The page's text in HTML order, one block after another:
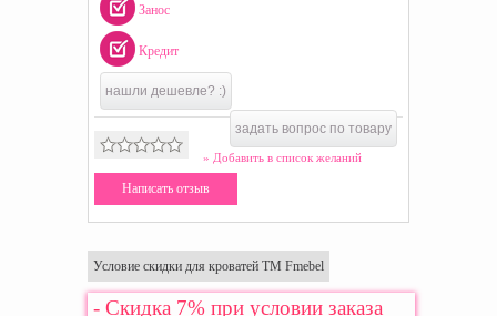
Занос
Кредит
нашли дешевле? :)
задать вопрос по товару
» Добавить в список желаний
Написать отзыв
Условие скидки для кроватей ТМ Fmebel
- Скидка 7% при условии заказа